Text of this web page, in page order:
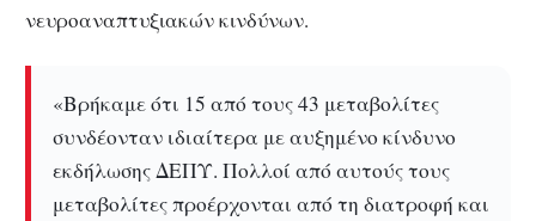
νευροαναπτυξιακών κινδύνων.
«Βρήκαμε ότι 15 από τους 43 μεταβολίτες
συνδέονταν ιδιαίτερα με αυξημένο κίνδυνο
εκδήλωσης ΔΕΠΥ. Πολλοί από αυτούς τους
μεταβολίτες προέρχονται από τη διατροφή και